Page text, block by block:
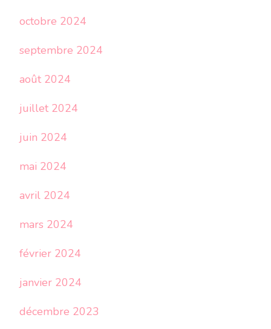
octobre 2024
septembre 2024
août 2024
juillet 2024
juin 2024
mai 2024
avril 2024
mars 2024
février 2024
janvier 2024
décembre 2023